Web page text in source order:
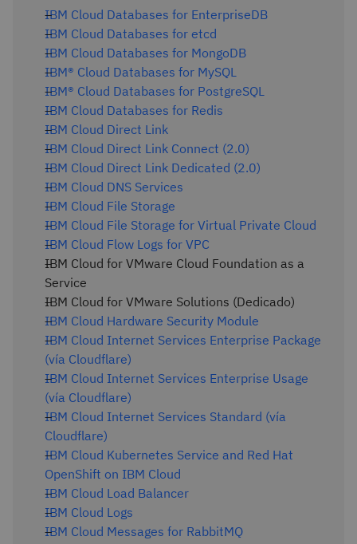
IBM Cloud Databases for EnterpriseDB
IBM Cloud Databases for etcd
IBM Cloud Databases for MongoDB
IBM® Cloud Databases for MySQL
IBM® Cloud Databases for PostgreSQL
IBM Cloud Databases for Redis
IBM Cloud Direct Link
IBM Cloud Direct Link Connect (2.0)
IBM Cloud Direct Link Dedicated (2.0)
IBM Cloud DNS Services
IBM Cloud File Storage
IBM Cloud File Storage for Virtual Private Cloud
IBM Cloud Flow Logs for VPC
IBM Cloud for VMware Cloud Foundation as a
Service
IBM Cloud for VMware Solutions (Dedicado)
IBM Cloud Hardware Security Module
IBM Cloud Internet Services Enterprise Package
(vía Cloudflare)
IBM Cloud Internet Services Enterprise Usage
(vía Cloudflare)
IBM Cloud Internet Services Standard (vía
Cloudflare)
IBM Cloud Kubernetes Service and Red Hat
OpenShift on IBM Cloud
IBM Cloud Load Balancer
IBM Cloud Logs
IBM Cloud Messages for RabbitMQ